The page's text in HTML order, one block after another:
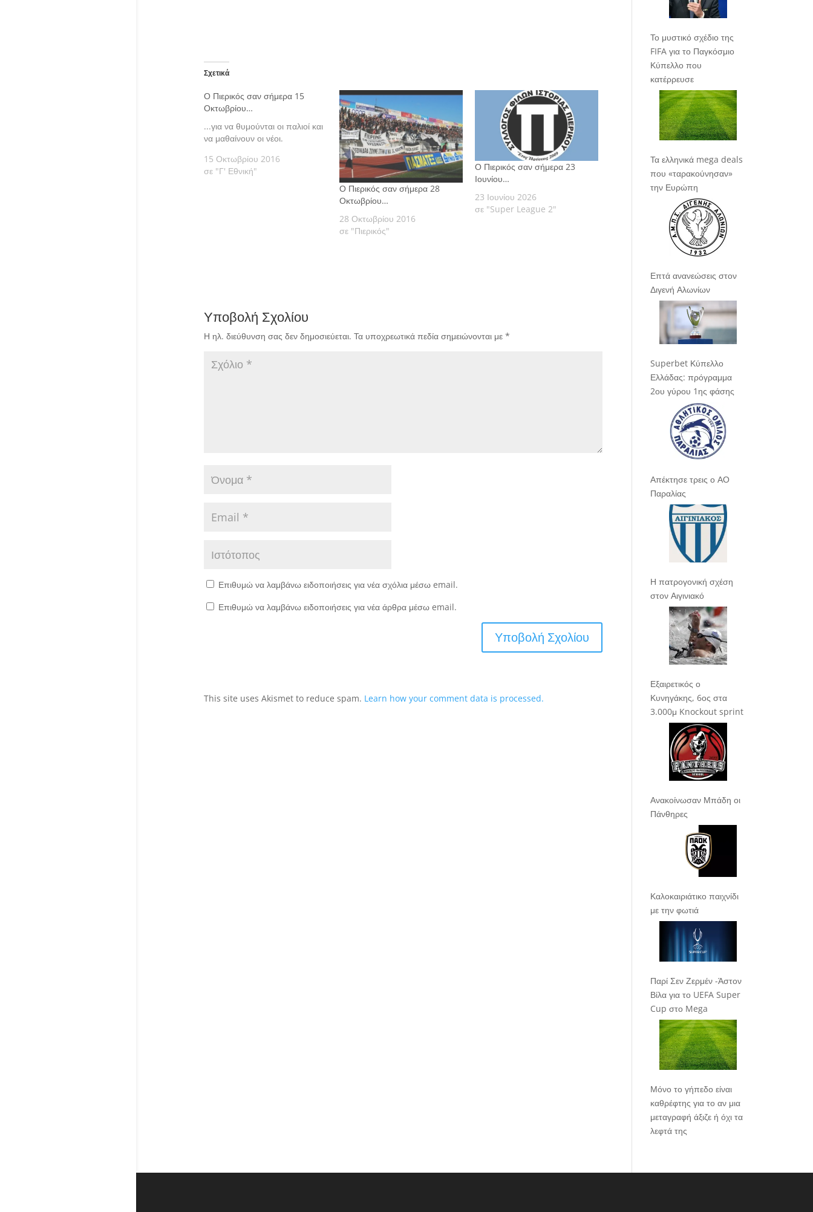
Σχετικά
Ο Πιερικός σαν σήμερα 15
Οκτωβρίου…
...για να θυμούνται οι παλιοί και
να μαθαίνουν οι νέοι.
15 Οκτωβρίου 2016
σε "Γ' Εθνική"
Ο Πιερικός σαν σήμερα 28
Οκτωβρίου…
28 Οκτωβρίου 2016
σε "Πιερικός"
Ο Πιερικός σαν σήμερα 23
Ιουνίου…
23 Ιουνίου 2026
σε "Super League 2"
Υποβολή Σχολίου
Η ηλ. διεύθυνση σας δεν δημοσιεύεται. Τα υποχρεωτικά πεδία σημειώνονται με *
Επιθυμώ να λαμβάνω ειδοποιήσεις για νέα σχόλια μέσω email.
Επιθυμώ να λαμβάνω ειδοποιήσεις για νέα άρθρα μέσω email.
This site uses Akismet to reduce spam. Learn how your comment data is processed.
Το μυστικό σχέδιο της
FIFA για το Παγκόσμιο
Κύπελλο που
κατέρρευσε
Τα ελληνικά mega deals
που «ταρακούνησαν»
την Ευρώπη
Επτά ανανεώσεις στον
Διγενή Αλωνίων
Superbet Κύπελλο
Ελλάδας: πρόγραμμα
2ου γύρου 1ης φάσης
Απέκτησε τρεις ο ΑΟ
Παραλίας
Η πατρογονική σχέση
στον Αιγινιακό
Εξαιρετικός ο
Κυνηγάκης, 6ος στα
3.000μ Knockout sprint
Ανακοίνωσαν Μπάδη οι
Πάνθηρες
Καλοκαιριάτικο παιχνίδι
με την φωτιά
Παρί Σεν Ζερμέν -Άστον
Βίλα για το UEFA Super
Cup στο Mega
Μόνο το γήπεδο είναι
καθρέφτης για το αν μια
μεταγραφή άξιζε ή όχι τα
λεφτά της